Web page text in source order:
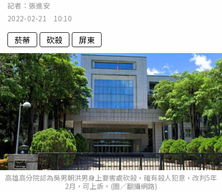
記者： 張進安
2022-02-21 10:10
菸蒂 砍殺 屏東
高雄高分院認為吳男朝洪男身上要害處砍殺，確有殺人犯意，改判5年
2月，可上訴。(圖／翻攝網路)